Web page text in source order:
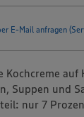
E-Mail anfragen
Kochcreme
Suppen und
nur 7